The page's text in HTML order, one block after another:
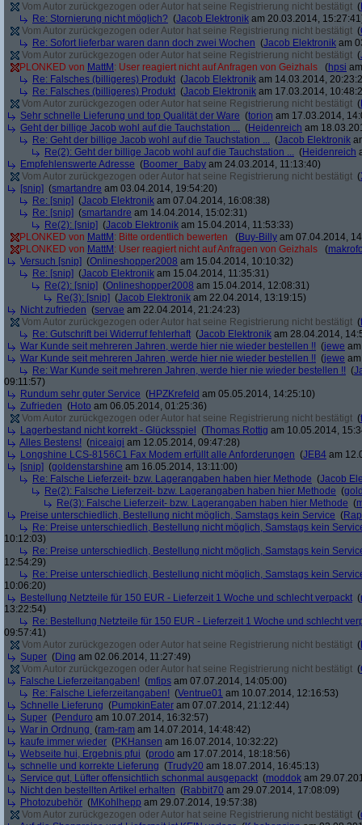
Vom Autor zurückgezogen oder Autor hat seine Registrierung nicht bestätigt (
Re: Stornierung nicht möglich? (Jacob Elektronik am 20.03.2014,
Vom Autor zurückgezogen oder Autor hat seine Registrierung nicht bestätigt (
Re: Sofort lieferbar waren dann doch zwei Wochen (Jacob Elektronik am
Vom Autor zurückgezogen oder Autor hat seine Registrierung nicht bestätigt (
PLONKED von MattM : User reagiert nicht auf Anfragen von Geizhals (hpsi
Re: Falsches (billigeres) Produkt (Jacob Elektronik am 14.03.2014,
Re: Falsches (billigeres) Produkt (Jacob Elektronik am 17.03.2014,
Vom Autor zurückgezogen oder Autor hat seine Registrierung nicht bestätigt (
Sehr schnelle Lieferung und top Qualität der Ware (torion am 17.03.2014,
Geht der billige Jacob wohl auf die Tauchstation ... (Heidenreich am
Re: Geht der billige Jacob wohl auf die Tauchstation ... (Jacob Elektronik
Re(2): Geht der billige Jacob wohl auf die Tauchstation ... (Heidenreich
Empfehlenswerte Adresse (Boomer_Baby am 24.03.2014, 11:13:40)
Vom Autor zurückgezogen oder Autor hat seine Registrierung nicht bestätigt (
[snip] (smartandre am 03.04.2014, 19:54:20)
Re: [snip] (Jacob Elektronik am 07.04.2014, 16:08:38)
Re: [snip] (smartandre am 14.04.2014, 15:02:31)
Re(2): [snip] (Jacob Elektronik am 15.04.2014, 11:53:33)
PLONKED von MattM : Bitte ordentlich bewerten (Buy-Billy am 07.04.2014,
PLONKED von MattM : User reagiert nicht auf Anfragen von Geizhals (
Versuch [snip] (Onlineshopper2008 am 15.04.2014, 10:10:32)
Re: [snip] (Jacob Elektronik am 15.04.2014, 11:35:31)
Re(2): [snip] (Onlineshopper2008 am 15.04.2014, 12:08:31)
Re(3): [snip] (Jacob Elektronik am 22.04.2014, 13:19:15)
Nicht zufrieden (servae am 22.04.2014, 21:24:23)
Vom Autor zurückgezogen oder Autor hat seine Registrierung nicht bestätigt (
Re: Gutschrift bei Widerruf fehlerhaft (Jacob Elektronik am 28.04.2014,
War Kunde seit mehreren Jahren, werde hier nie wieder bestellen !! (jewe
War Kunde seit mehreren Jahren, werde hier nie wieder bestellen !! (jewe
Re: War Kunde seit mehreren Jahren, werde hier nie wieder bestellen !! (
09:11:57)
Rundum sehr guter Service (HPZKrefeld am 05.05.2014, 14:25:10)
Zufrieden (Hoto am 06.05.2014, 01:25:36)
Vom Autor zurückgezogen oder Autor hat seine Registrierung nicht bestätigt (
Lagerbestand nicht korrekt - Glücksspiel
(Thomas Rottig am 10.05.2014,
Alles Bestens! (niceaigi am 12.05.2014, 09:47:28)
Longshine LCS-8156C1 Fax Modem erfüllt alle Anforderungen (JEB4 am
[snip] (goldenstarshine am 16.05.2014, 13:11:00)
Re: Falsche Lieferzeit- bzw. Lagerangaben haben hier Methode (Jacob
Re(2): Falsche Lieferzeit- bzw. Lagerangaben haben hier Methode (
Re(3): Falsche Lieferzeit- bzw. Lagerangaben haben hier Methode (
Preise unterschiedlich, Bestellung nicht möglich, Samstags kein Service (
Re: Preise unterschiedlich, Bestellung nicht möglich, Samstags kein
10:12:03)
Re: Preise unterschiedlich, Bestellung nicht möglich, Samstags kein
12:54:29)
Re: Preise unterschiedlich, Bestellung nicht möglich, Samstags kein
10:06:20)
Bestellung Netzteile für 150 EUR - Lieferzeit 1 Woche und schlecht verpackt (
13:22:54)
Re: Bestellung Netzteile für 150 EUR - Lieferzeit 1 Woche und schlecht
09:57:41)
Vom Autor zurückgezogen oder Autor hat seine Registrierung nicht bestätigt (
Super (Ding am 02.06.2014, 11:27:49)
Vom Autor zurückgezogen oder Autor hat seine Registrierung nicht bestätigt (
Falsche Lieferzeitangaben! (mfips am 07.07.2014, 14:05:00)
Re: Falsche Lieferzeitangaben! (Ventrue01 am 10.07.2014, 12:16:53)
Schnelle Lieferung (PumpkinEater am 07.07.2014, 21:12:44)
Super (Penduro am 10.07.2014, 16:32:57)
War in Ordnung (ram-ram am 14.07.2014, 14:48:42)
kaufe immer wieder (PKHansen am 16.07.2014, 10:32:22)
Webseite hui, Ergebnis pfui (prodo am 17.07.2014, 18:18:56)
schnelle und korrekte Lieferung (Trudy20 am 18.07.2014, 16:45:13)
Service gut, Lüfter offensichtlich schonmal ausgepackt (moddok am
Nicht den bestellten Artikel erhalten (Rabbit70 am 29.07.2014, 17:08:09)
Photozubehör (MKohlhepp am 29.07.2014, 19:57:38)
Vom Autor zurückgezogen oder Autor hat seine Registrierung nicht bestätigt (